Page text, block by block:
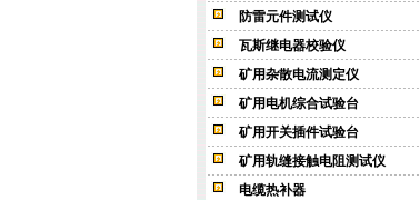
防雷元件测试仪
瓦斯继电器校验仪
矿用杂散电流测定仪
矿用电机综合试验台
矿用开关插件试验台
矿用轨缝接触电阻测试仪
电缆热补器